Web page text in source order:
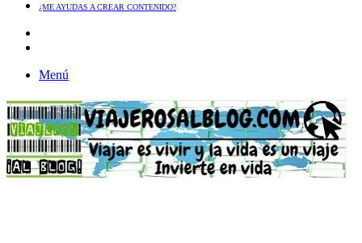
¿ME AYUDAS A CREAR CONTENIDO?
Menú